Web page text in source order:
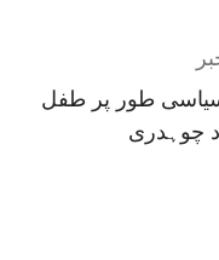
سیاسی طور پر طفل
چوہدری